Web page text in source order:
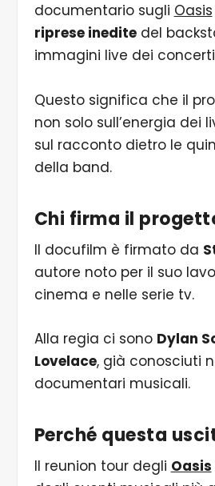
documentario sugli Oasis
riprese ineditedel
immagini live dei
Questo significa che il
non solo sull’energia dei
sul racconto dietro le
della band.
Chi firma il
Il docufilm è firmato da
autore noto per il suo
cinema e nelle serie tv.
Alla regia ci sono Dylan
Lovelace, già conosciuti
documentari musicali.
Perché questa
Il reunion tour degli Oasis